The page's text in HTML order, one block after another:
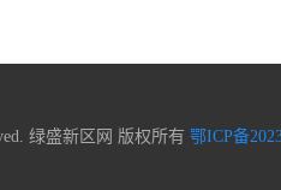
绿盛新区网 版权所有 鄂ICP备